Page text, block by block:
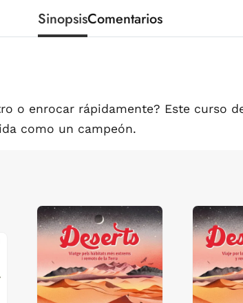
SinopsisComentarios
o enrocar rápidamente? Este curso
como un campeón.